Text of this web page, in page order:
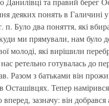
деяких понять в Галичині
п. Було два поняття, які
ми прямували, нам було
молоді, які вирішили
ретельно готувалась до
Разом з батьками він
Тепер
зазначу: він